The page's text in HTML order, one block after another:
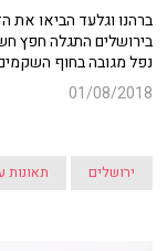
ברהנו וגלעד הביאו את
בירושלים התגלה חפץ
נפל מגובה בחוף
01/08/2018
ירושלים תאונות